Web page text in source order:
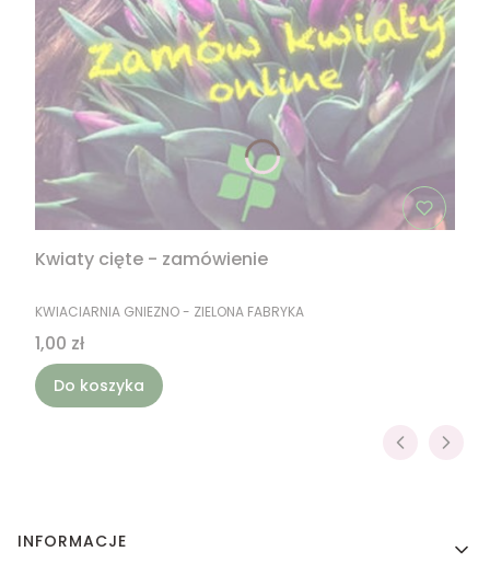
Kwiaty cięte - zamówienie
PRODUCENT
KWIACIARNIA GNIEZNO - ZIELONA FABRYKA
Cena
1,00 zł
Do koszyka
Linki w stopce
INFORMACJE